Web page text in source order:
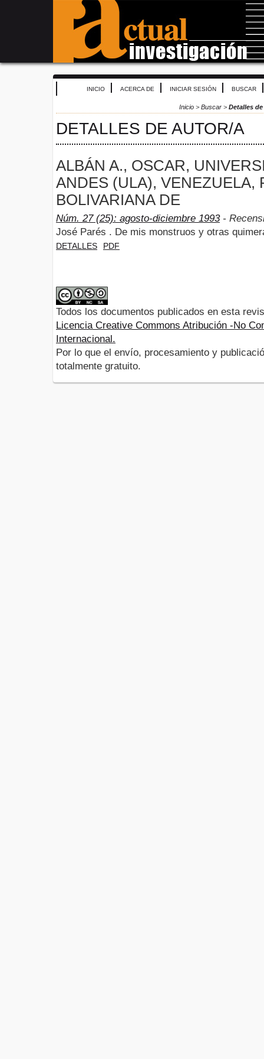
INICIO ACERCA DE INICIAR SESIÓN BUSCAR
Inicio > Buscar > Detalles
DETALLES DE AUTOR/A
ALBÁN A., OSCAR,
ANDES (ULA), VENEZUELA,
BOLIVARIANA DE
Núm. 27 (25): agosto-diciembre 1993-
José Parés . De mis monstruos y otras
DETALLES PDF
Todos los documentos publicados en esta
Licencia Creative Commons Atribución -No
Internacional.
Por lo que el envío, procesamiento y
totalmente gratuito.